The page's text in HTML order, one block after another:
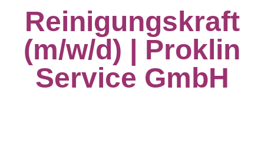
Reinigungskraft
(m/w/d) | Proklin
Service GmbH